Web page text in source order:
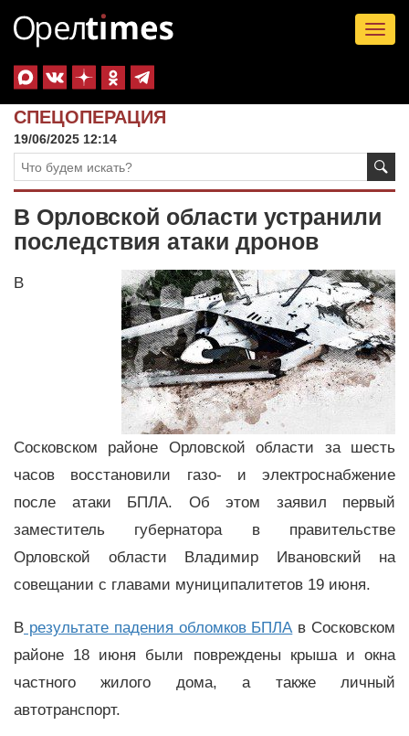
СПЕЦОПЕРАЦИЯ
19/06/2025 12:14
В Орловской области устранили
последствия атаки дронов
В
Сосковском районе Орловской области за шесть
часов восстановили газо- и электроснабжение
после атаки БПЛА. Об этом заявил первый
заместитель губернатора в правительстве
Орловской области Владимир Ивановский на
совещании с главами муниципалитетов 19 июня.
В результате падения обломков БПЛА в Сосковском
районе 18 июня были повреждены крыша и окна
частного жилого дома, а также личный
автотранспорт.